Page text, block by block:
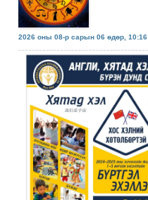
2026 оны 08-р сарын 06 өдөр, 10:16